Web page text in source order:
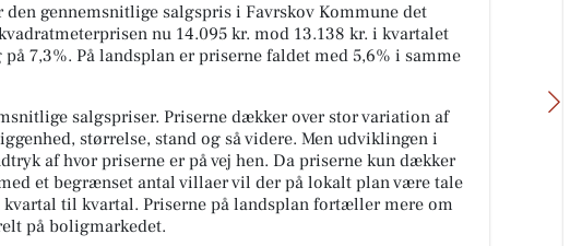
gennemsnitlige salgspris i Favrskov Kommune det
nu 14.095 kr. mod 13.138 kr. i kvartalet
7,3%. På landsplan er priserne faldet med 5,6% i samme
salgspriser. Priserne dækker over stor variation af
størrelse, stand og så videre. Men udviklingen i
af hvor priserne er på vej hen. Da priserne kun dækker
et begrænset antal villaer vil der på lokalt plan være tale
til kvartal. Priserne på landsplan fortæller mere om
på boligmarkedet.